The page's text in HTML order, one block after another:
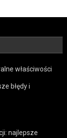
właściwości
błędy i
najlepsze